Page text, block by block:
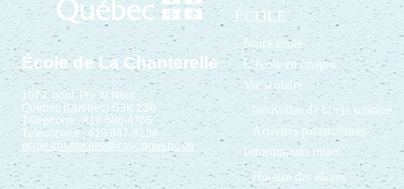
École de La Chanterelle
1070, boul. Pie XI Nord
Québec (Québec) G3K 2S6
Téléphone : 418 686-4705
Télécopieur : 418 847-8234
ecole.chanterelle@cssc.gouv.qc.ca
ÉCOLE
Notre école
L’école en images
Vie scolaire
Nouvelles de la vie scolaire
Activités parascolaires
Informations utiles
Horaire des élèves